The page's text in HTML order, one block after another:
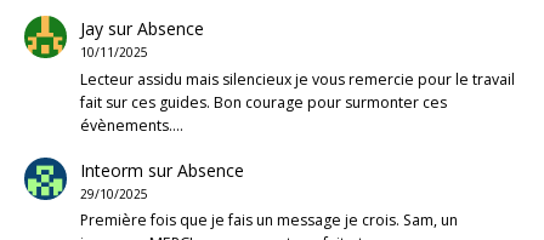
JaysurAbsence
10/11/2025
Lecteur assidu mais silencieux je vous remercie pour le travail
fait sur ces guides. Bon courage pour surmonter ces
évènements.…
Inteorm surAbsence
29/10/2025
Première fois que je fais un message je crois. Sam, un